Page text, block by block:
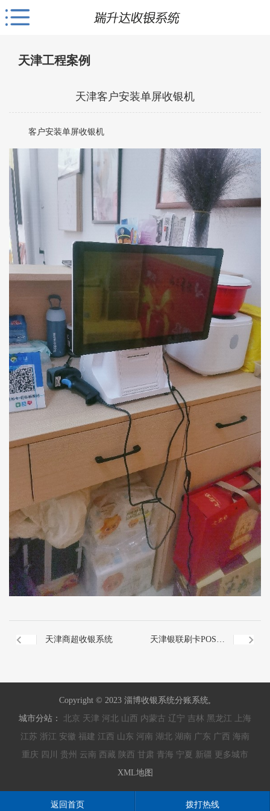
天津工程案例
天津客户安装单屏收银机
客户安装单屏收银机
天津商超收银系统 天津银联刷卡POS机
Copyright © 2023 淄博收银系统分账系统,
城市分站： 北京 天津 河北 山西 内蒙古 辽宁 吉林 黑龙江
上海
江苏 浙江 安徽 福建 江西 山东 河南 湖北 湖南 广东 广西 海南
重庆 四川 贵州 云南 西藏 陕西 甘肃 青海 宁夏 新疆 更多城市
XML地图
返回首页 拨打热线